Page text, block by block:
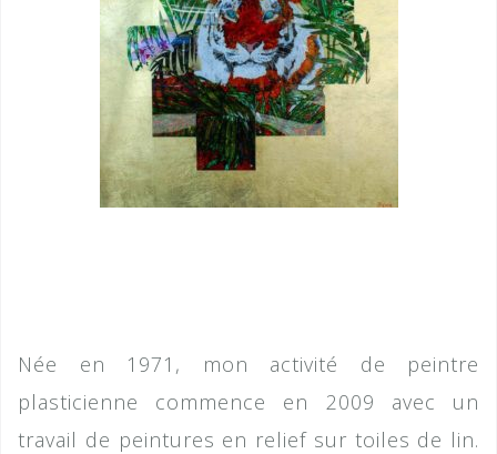
Née en 1971, mon activité de peintre
plasticienne commence en 2009 avec un
travail de peintures en relief sur toiles de lin.